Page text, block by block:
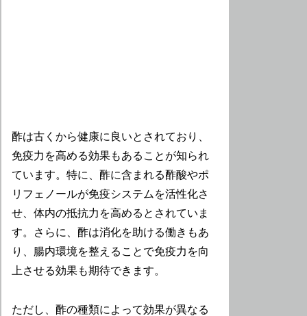
酢は古くから健康に良いとされており、
免疫力を高める効果もあることが知られ
ています。特に、酢に含まれる酢酸やポ
リフェノールが免疫システムを活性化さ
せ、体内の抵抗力を高めるとされていま
す。さらに、酢は消化を助ける働きもあ
り、腸内環境を整えることで免疫力を向
上させる効果も期待できます。
ただし、酢の種類によって効果が異なる